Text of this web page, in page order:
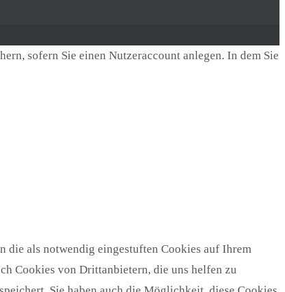
sofern Sie einen Nutzeraccount anlegen. In dem Sie
die als notwendig eingestuften Cookies auf Ihrem
Cookies von Drittanbietern, die uns helfen zu